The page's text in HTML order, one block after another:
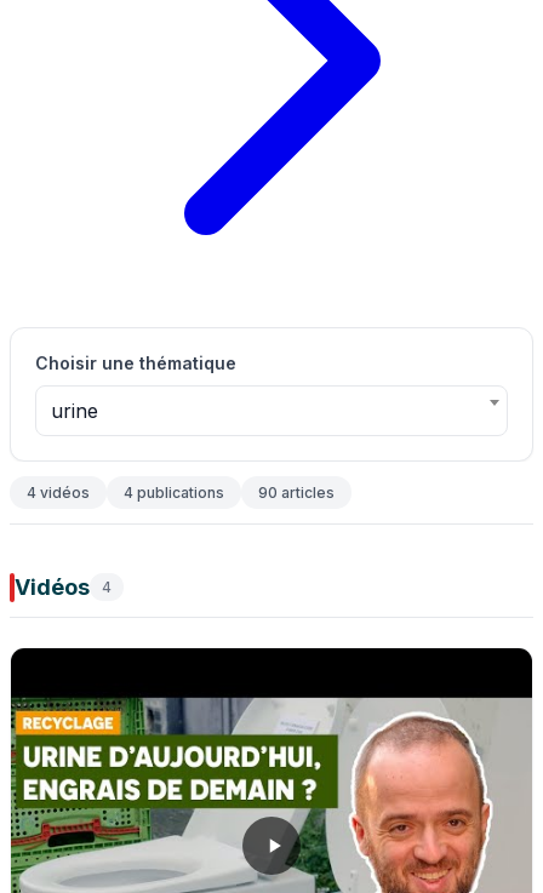
Choisir une thématique
urine
4 vidéos 4 publications 90 articles
Vidéos 4